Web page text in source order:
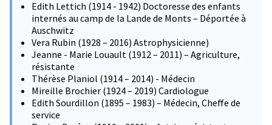
Edith Lettich (1914 - 1942) Doctoresse des enfants
internés au camp de la Lande de Monts – Déportée à
Auschwitz
Vera Rubin (1928 – 2016) Astrophysicienne)
Jeanne - Marie Louault (1912 – 2011) – Agriculture,
résistante
Thérèse Planiol (1914 – 2014) - Médecin
Mireille Brochier (1924 – 2019) Cardiologue
Edith Sourdillon (1895 – 1983) – Médecin, Cheffe de
service